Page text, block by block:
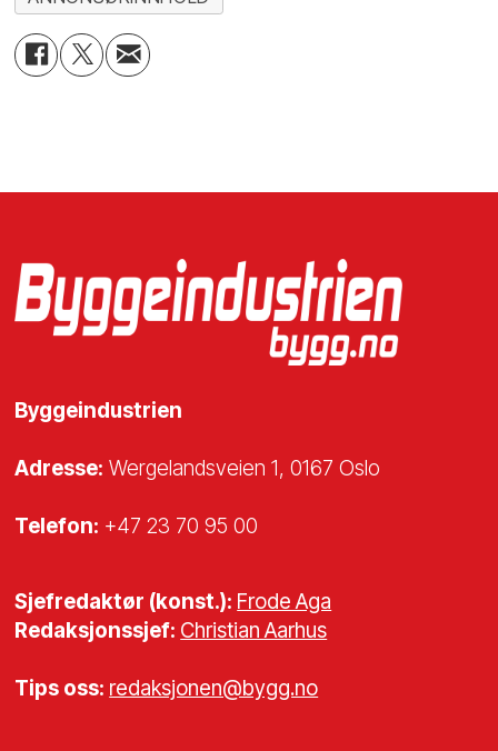
Byggeindustrien
Adresse: Wergelandsveien 1, 0167 Oslo
Telefon: +47 23 70 95 00
Sjefredaktør (konst.): Frode Aga
Redaksjonssjef: Christian Aarhus
Tips oss: redaksjonen@bygg.no